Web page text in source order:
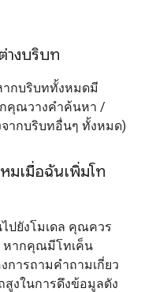
างบริบท
ากบริบททั้งหมดมี
กคุณวางคำค้นหา /
ากบริบทอื่นๆ ทั้งหมด)
มเมื่อฉันเพิ่มโท
ปยังโมเดล คุณควร
หากคุณมีโทเค็น
การถามคำถามเกี่ยว
งในการดึงข้อมูลดัง